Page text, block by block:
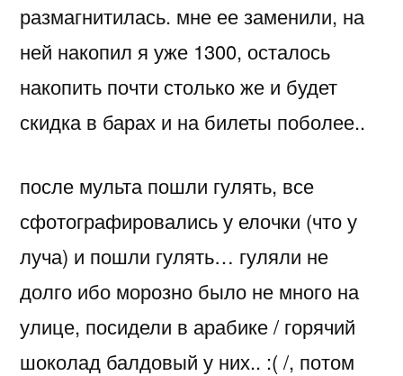
размагнитилась. мне ее заменили, на
ней накопил я уже 1300, осталось
накопить почти столько же и будет
скидка в барах и на билеты поболее..
после мульта пошли гулять, все
сфотографировались у елочки (что у
луча) и пошли гулять… гуляли не
долго ибо морозно было не много на
улице, посидели в арабике / горячий
шоколад балдовый у них.. :( /, потом